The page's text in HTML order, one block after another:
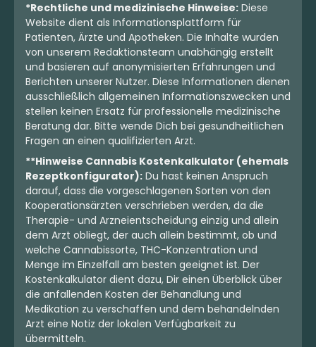
*Rechtliche und medizinische Hinweise: Diese
Website dient als Informationsplattform für
Patienten, Ärzte und Apotheken. Die Inhalte wurden
von unserem Redaktionsteam unabhängig erstellt
und basieren auf anonymisierten Erfahrungen und
Berichten unserer Nutzer. Diese Informationen dienen
ausschließlich allgemeinen Informationszwecken und
stellen keinen Ersatz für professionelle medizinische
Beratung dar. Bitte wende Dich bei gesundheitlichen
Fragen an einen qualifizierten Arzt.
**Hinweise Cannabis Kostenkalkulator (ehemals
Rezeptkonfigurator): Du hast keinen Anspruch
darauf, dass die vorgeschlagenen Sorten von den
Kooperationsärzten verschrieben werden, da die
Therapie- und Arzneientscheidung einzig und allein
dem Arzt obliegt, der auch allein bestimmt, ob und
welche Cannabissorte, THC-Konzentration und
Menge im Einzelfall am besten geeignet ist. Der
Kostenkalkulator dient dazu, Dir einen Überblick über
die anfallenden Kosten der Behandlung und
Medikation zu verschaffen und dem behandelnden
Arzt eine Notiz der lokalen Verfügbarkeit zu
übermitteln.